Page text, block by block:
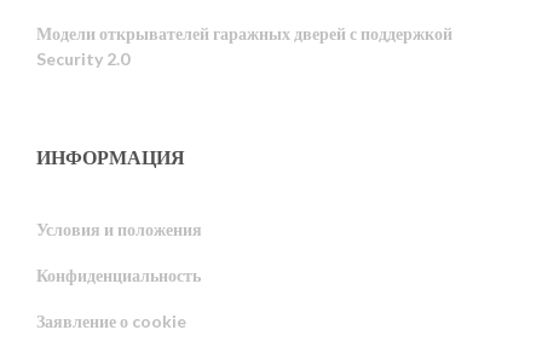
Модели открывателей гаражных дверей с поддержкой
Security 2.0
ИНФОРМАЦИЯ
Условия и положения
Конфиденциальность
Заявление о cookie